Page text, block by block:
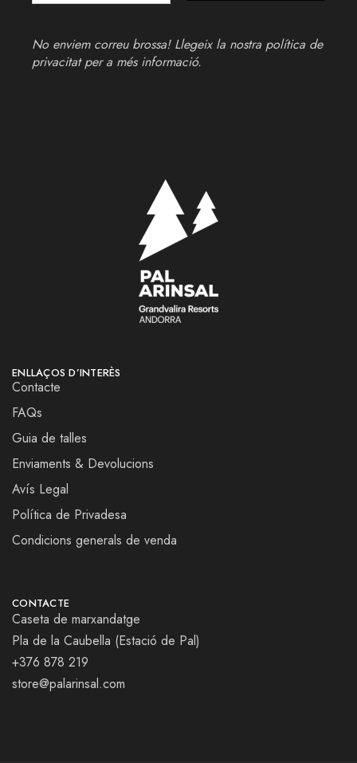
No enviem correu brossa! Llegeix la nostra política de
privacitatper a més informació.
ENLLAÇOS D’INTERÈS
Contacte
FAQs
Guia de talles
Enviaments & Devolucions
Avís Legal
Política de Privadesa
Condicions generals de venda
CONTACTE
Caseta de marxandatge
Pla de la Caubella (Estació de Pal)
+376 878 219
store@palarinsal.com